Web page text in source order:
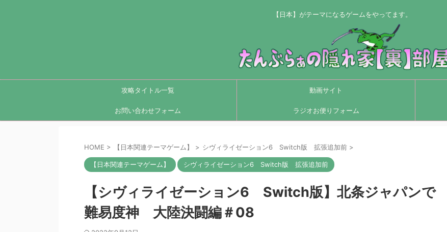
【日本】がテーマになるゲームをやってます。
攻略タイトル一覧 動画サイト
お問い合わせフォーム ラジオお便りフォーム
HOME > 【日本関連テーマゲーム】 > シヴィライゼーション6 Switch版 拡張追加前 >
【日本関連テーマゲーム】 シヴィライゼーション6 Switch版 拡張追加前
【シヴィライゼーション6 Switch版】北条ジャパンで
難易度神 大陸決闘編＃08